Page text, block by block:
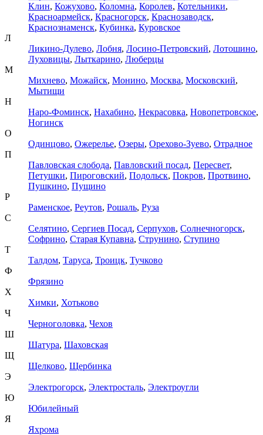
Клин, Кожухово, Коломна, Королев, Котельники,
Красноармейск, Красногорск, Краснозаводск,
Краснознаменск, Кубинка, Куровское
Л
Ликино-Дулево, Лобня, Лосино-Петровский, Лотошино,
Луховицы, Лыткарино, Люберцы
М
Михнево, Можайск, Монино, Москва, Московский,
Мытищи
Н
Наро-Фоминск, Нахабино, Некрасовка, Новопетровское,
Ногинск
О
Одинцово, Ожерелье, Озеры, Орехово-Зуево, Отрадное
П
Павловская слобода, Павловский посад, Пересвет,
Петушки, Пироговский, Подольск, Покров, Протвино,
Пушкино, Пущино
Р
Раменское, Реутов, Рошаль, Руза
С
Селятино, Сергиев Посад, Серпухов, Солнечногорск,
Софрино, Старая Купавна, Струнино, Ступино
Т
Талдом, Таруса, Троицк, Тучково
Ф
Фрязино
Х
Химки, Хотьково
Ч
Черноголовка, Чехов
Ш
Шатура, Шаховская
Щ
Щелково, Щербинка
Э
Электрогорск, Электросталь, Электроугли
Ю
Юбилейный
Я
Яхрома